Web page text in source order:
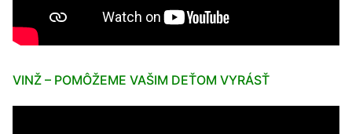
VINŽ – POMÔŽEME VAŠIM DEŤOM VYRÁSŤ